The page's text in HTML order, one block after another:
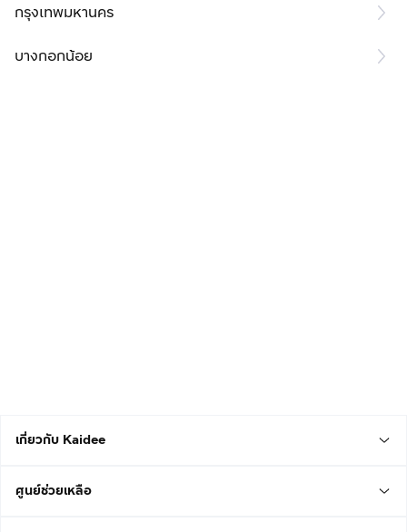
กรุงเทพมหานคร
บางกอกน้อย
เกี่ยวกับ Kaidee
ศูนย์ช่วยเหลือ